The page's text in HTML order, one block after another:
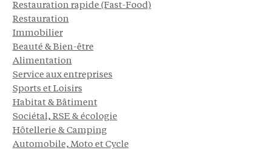
Restauration rapide (Fast-Food)
Restauration
Immobilier
Beauté & Bien-être
Alimentation
Service aux entreprises
Sports et Loisirs
Habitat & Bâtiment
Sociétal, RSE & écologie
Hôtellerie & Camping
Automobile, Moto et Cycle